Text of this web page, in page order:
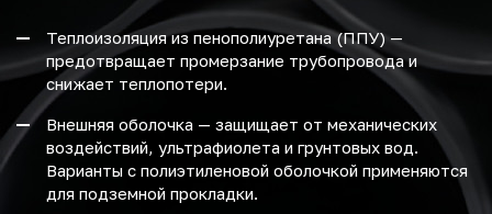
Теплоизоляция из пенополиуретана (ППУ) —
предотвращает промерзание трубопровода и
снижает теплопотери.
Внешняя оболочка — защищает от механических
воздействий, ультрафиолета и грунтовых вод.
Варианты с полиэтиленовой оболочкой применяются
для подземной прокладки.